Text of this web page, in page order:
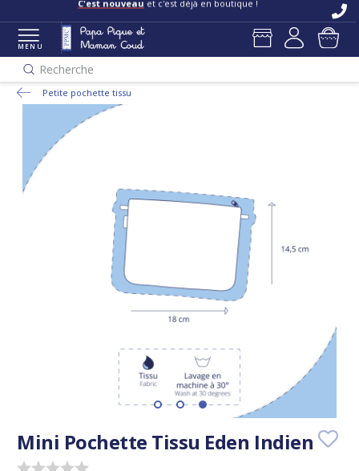
C'est nouveau et c'est déjà en boutique !
MENU
Recherche
Petite pochette tissu
Mini Pochette Tissu Eden Indien